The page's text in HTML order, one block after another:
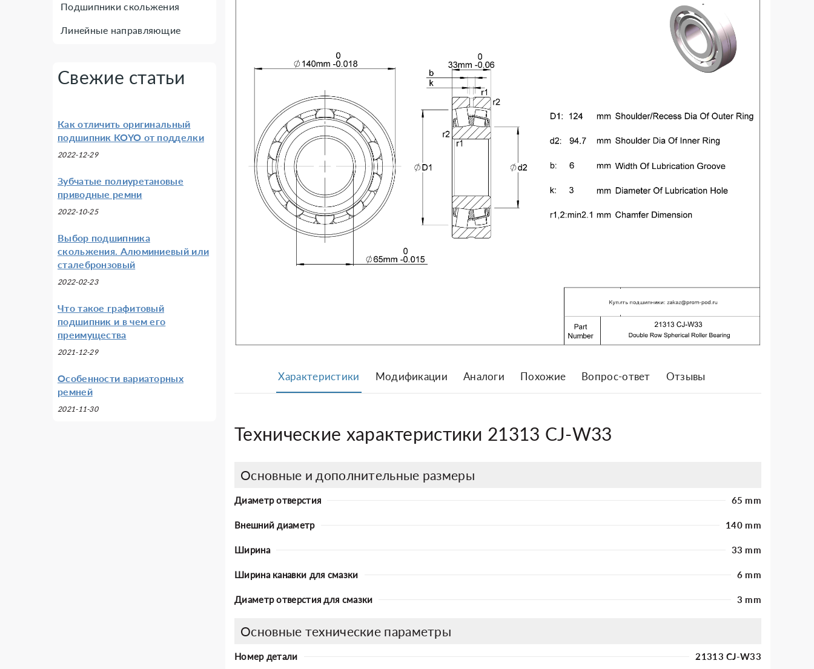
Подшипники скольжения
Линейные направляющие
Свежие статьи
Как отличить оригинальный
подшипник KOYO от подделки
2022-12-29
Зубчатые полиуретановые
приводные ремни
2022-10-25
Выбор подшипника
скольжения. Алюминиевый или
сталебронзовый
2022-02-23
Что такое графитовый
подшипник и в чем его
преимущества
2021-12-29
Особенности вариаторных
ремней
2021-11-30
Характеристики Модификации Аналоги Похожие Вопрос-ответ Отзывы
Технические характеристики 21313 CJ-W33
Основные и дополнительные размеры
Диаметр отверстия 65 mm
Внешний диаметр 140 mm
Ширина 33 mm
Ширина канавки для смазки 6 mm
Диаметр отверстия для смазки 3 mm
Основные технические параметры
Номер детали 21313 CJ-W33